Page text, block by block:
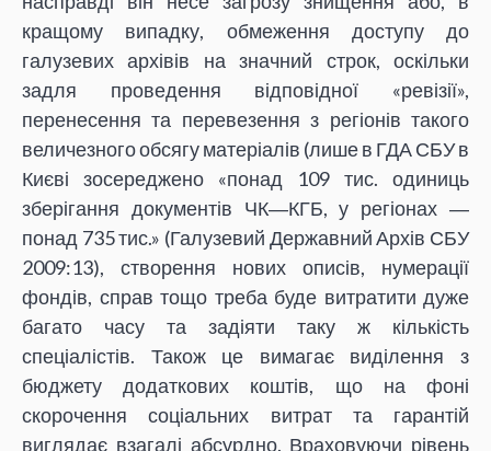
кращому випадку, обмеження доступу до
галузевих архівів на значний строк, оскільки
задля проведення відповідної «ревізії»,
перенесення та перевезення з регіонів такого
величезного обсягу матеріалів (лише в ГДА СБУ в
Києві зосереджено «понад 109 тис. одиниць
зберігання документів ЧК―КГБ, у регіонах ―
понад 735 тис.» (Галузевий Державний Архів СБУ
2009:13), створення нових описів, нумерації
фондів, справ тощо треба буде витратити дуже
багато часу та задіяти таку ж кількість
спеціалістів. Також це вимагає виділення з
бюджету додаткових коштів, що на фоні
скорочення соціальних витрат та гарантій
виглядає взагалі абсурдно. Враховуючи рівень